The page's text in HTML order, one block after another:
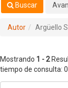
Buscar
Autor Argüello
Mostrando 1 - 2
tiempo de consulta: